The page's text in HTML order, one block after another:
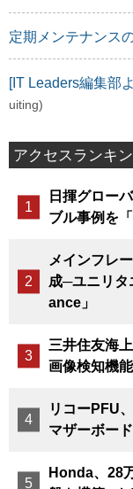
定期メンテナンス
[IT Leaders編集部
uiting)
アクセスランキ
日揮グロー
ブル事例を
メインフレ
成─ユニリ
ance」
三井住友海
画像検知機
リコーPFU
マザーボー
Honda、28